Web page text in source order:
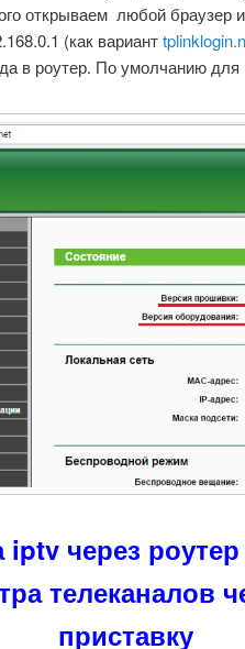
открываем любой браузер
(как вариант
в роутер. По умолчанию
iptv через
телеканалов
приставку